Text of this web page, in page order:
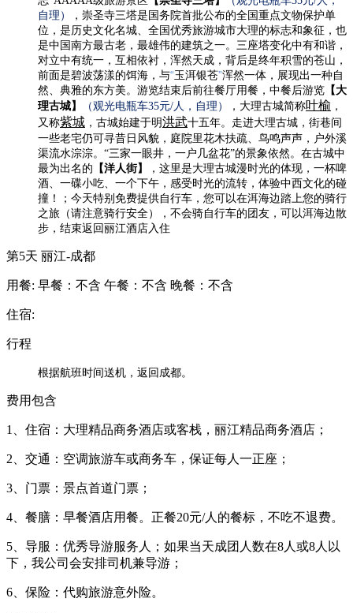
自理）
， 崇圣寺三塔是国务院首批公布的全国重点文物保护单
位，是历史文化名城、全国优秀旅游城市大理的标志和象征，也
是中国南方最古老，最雄伟的建筑之一。三座塔变化中有和谐，
对立中有统一，互相依衬，浑然天成，背后是终年积雪的苍山，
前面是碧波荡漾的饵海，与“玉洱银苍”浑然一体，展现出一种自
然、典雅的东方美。 游览结束后前往餐厅用餐，中餐后游览 【大
理古城】
（观光电瓶车35元/人，自理） ，大理古城简称叶榆 ，
又称紫城 ，古城始建于明洪武十五年。走进大理古城，街巷间
一些老宅仍可寻昔日风貌，庭院里花木扶疏、鸟鸣声声，户外溪
渠流水淙淙。 “三家一眼井，一户几盆花”的景象依然。在古城中
最为出名的 【洋人街】
，这里是大理古城漫时光的体现，一杯啤
酒、一碟小吃、一个下午，感受时光的流转，体验中西文化的碰
撞！；今天特别免费提供自行车， 您可以在洱海边踏上您的骑行
之旅（请注意骑行安全）
，不会骑自行车的团友，可以洱海边散
步，结束返回丽江酒店入住
第5天 丽江-成都
用餐: 早餐：不含 午餐：不含 晚餐：不含
住宿:
行程
根据航班时间送机，返回成都。
费用包含
1、住宿：大理精品商务酒店或客栈，丽江精品商务酒店；
2、交通：空调旅游车或商务车，保证每人一正座；
3、门票：景点首道门票；
4、餐膳：早餐酒店用餐。正餐20元/人的餐标，不吃不退费。
5、导服：优秀导游服务人；如果当天成团人数在8人或8人以
下，我公司会安排司机兼导游；
6、保险：代购旅游意外险。